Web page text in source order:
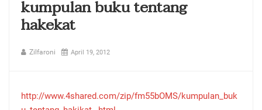
kumpulan buku tentang
hakekat
Zilfaroni April 19, 2012
http://www.4shared.com/zip/fm55bOMS/kumpulan_buk